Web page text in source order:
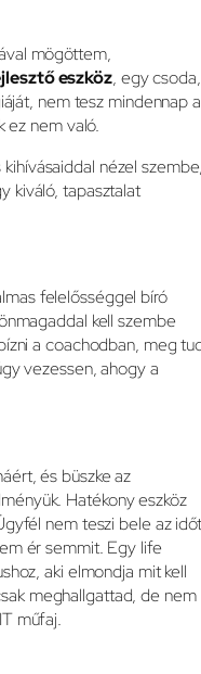
mögöttem,
eszköz, egy csoda,
nem tesz mindennap a
ez nem való.
nézel
kiváló, tapasztalat
felelősséggel bíró
kell szembe
a coachodban, meg
vezessen, ahogy a
és büszke az
Hatékony eszköz
nem teszi bele az
ér semmit. Egy life
aki elmondja mit kell
meghallgattad, de nem
műfaj.